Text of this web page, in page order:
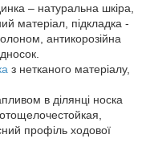
– натуральна шкіра,
матеріал, підкладка -
антикорозійна
з нетканого матеріалу,
в ділянці носка
профіль ходової